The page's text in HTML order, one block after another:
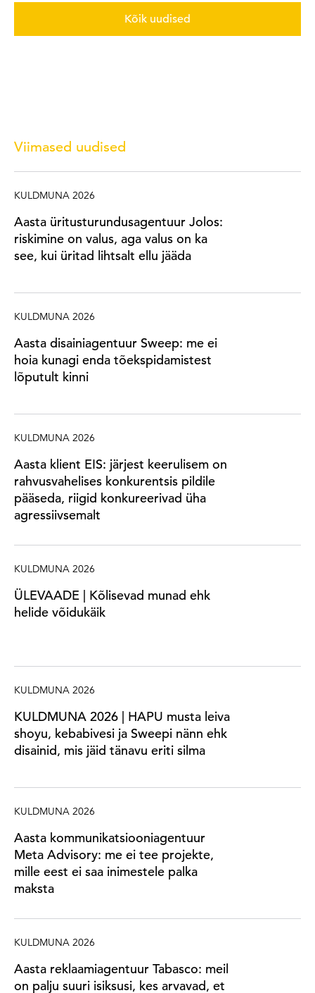
Kõik uudised
Viimased uudised
KULDMUNA 2026
Aasta üritusturundusagentuur Jolos:
riskimine on valus, aga valus on ka
see, kui üritad lihtsalt ellu jääda
KULDMUNA 2026
Aasta disainiagentuur Sweep: me ei
hoia kunagi enda tõekspidamistest
lõputult kinni
KULDMUNA 2026
Aasta klient EIS: järjest keerulisem on
rahvusvahelises konkurentsis pildile
pääseda, riigid konkureerivad üha
agressiivsemalt
KULDMUNA 2026
ÜLEVAADE | Kõlisevad munad ehk
helide võidukäik
KULDMUNA 2026
KULDMUNA 2026 | HAPU musta leiva
shoyu, kebabivesi ja Sweepi nänn ehk
disainid, mis jäid tänavu eriti silma
KULDMUNA 2026
Aasta kommunikatsiooniagentuur
Meta Advisory: me ei tee projekte,
mille eest ei saa inimestele palka
maksta
KULDMUNA 2026
Aasta reklaamiagentuur Tabasco: meil
on palju suuri isiksusi, kes arvavad, et